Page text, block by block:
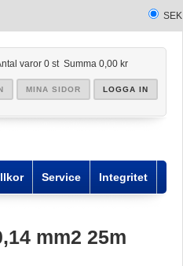
SEK
varor 0 st Summa 0,00 kr
MINA SIDOR LOGGA IN
Service Integritet
mm2 25m